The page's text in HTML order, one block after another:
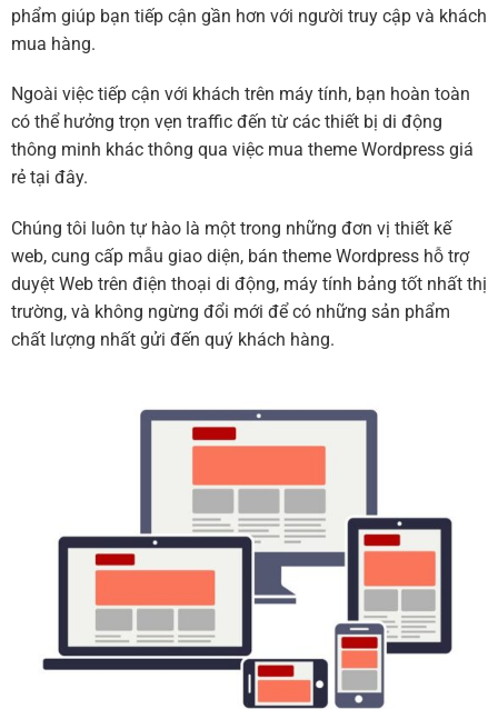
phẩm giúp bạn tiếp cận gần hơn với người truy cập và khách
mua hàng.
Ngoài việc tiếp cận với khách trên máy tính, bạn hoàn toàn
có thể hưởng trọn vẹn traffic đến từ các thiết bị di động
thông minh khác thông qua việc mua theme Wordpress giá
rẻ tại đây.
Chúng tôi luôn tự hào là một trong những đơn vị thiết kế
web, cung cấp mẫu giao diện, bán theme Wordpress hỗ trợ
duyệt Web trên điện thoại di động, máy tính bảng tốt nhất thị
trường, và không ngừng đổi mới để có những sản phẩm
chất lượng nhất gửi đến quý khách hàng.